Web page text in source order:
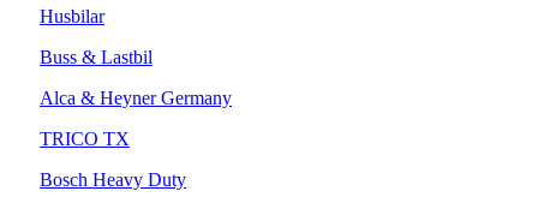
Husbilar
Buss & Lastbil
Alca & Heyner Germany
TRICO TX
Bosch Heavy Duty